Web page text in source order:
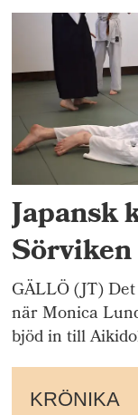
Japansk
Sörviken
GÄLLÖ (JT)
när Monica
bjöd in till
KRÖNIKA